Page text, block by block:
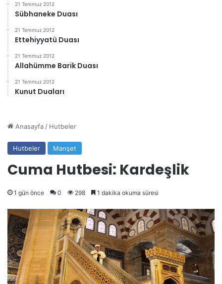
21 Temmuz 2012
Sübhaneke Duası
21 Temmuz 2012
Ettehiyyatü Duası
21 Temmuz 2012
Allahümme Barik Duası
21 Temmuz 2012
Kunut Duaları